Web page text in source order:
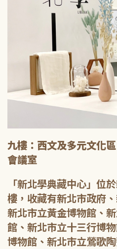
九樓：西文及多元文化
會議室
「新北學典藏中心」位
樓，收藏有新北市政府
新北市立黃金博物館、
館、新北市立十三行博
博物館、新北市立鶯歌